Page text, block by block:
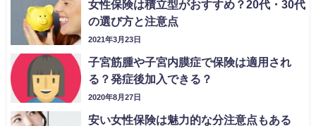
女性保険は積立型がおすすめ？20代・30代
の選び方と注意点
2021年3月23日
子宮筋腫や子宮内膜症で保険は適用され
る？発症後加入できる？
2020年8月27日
安い女性保険は魅力的な分注意点もある